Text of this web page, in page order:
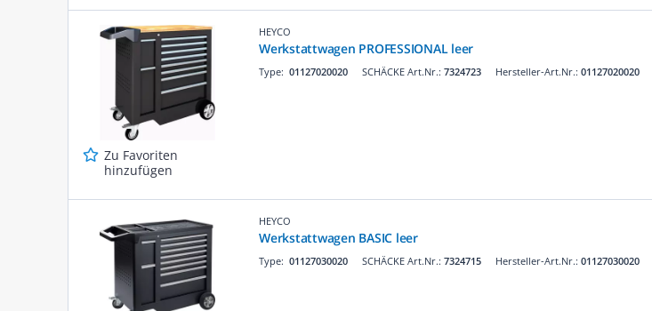
Zu Favoriten
hinzufügen
HEYCO
Werkstattwagen PROFESSIONAL leer
SCHÄCKE Art.Nr.: 7324723
Type: 01127020020 Hersteller-Art.Nr.: 01127020020
HEYCO
Werkstattwagen BASIC leer
SCHÄCKE Art.Nr.: 7324715
Type: 01127030020 Hersteller-Art.Nr.: 01127030020